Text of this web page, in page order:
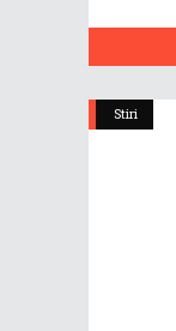
Stiri